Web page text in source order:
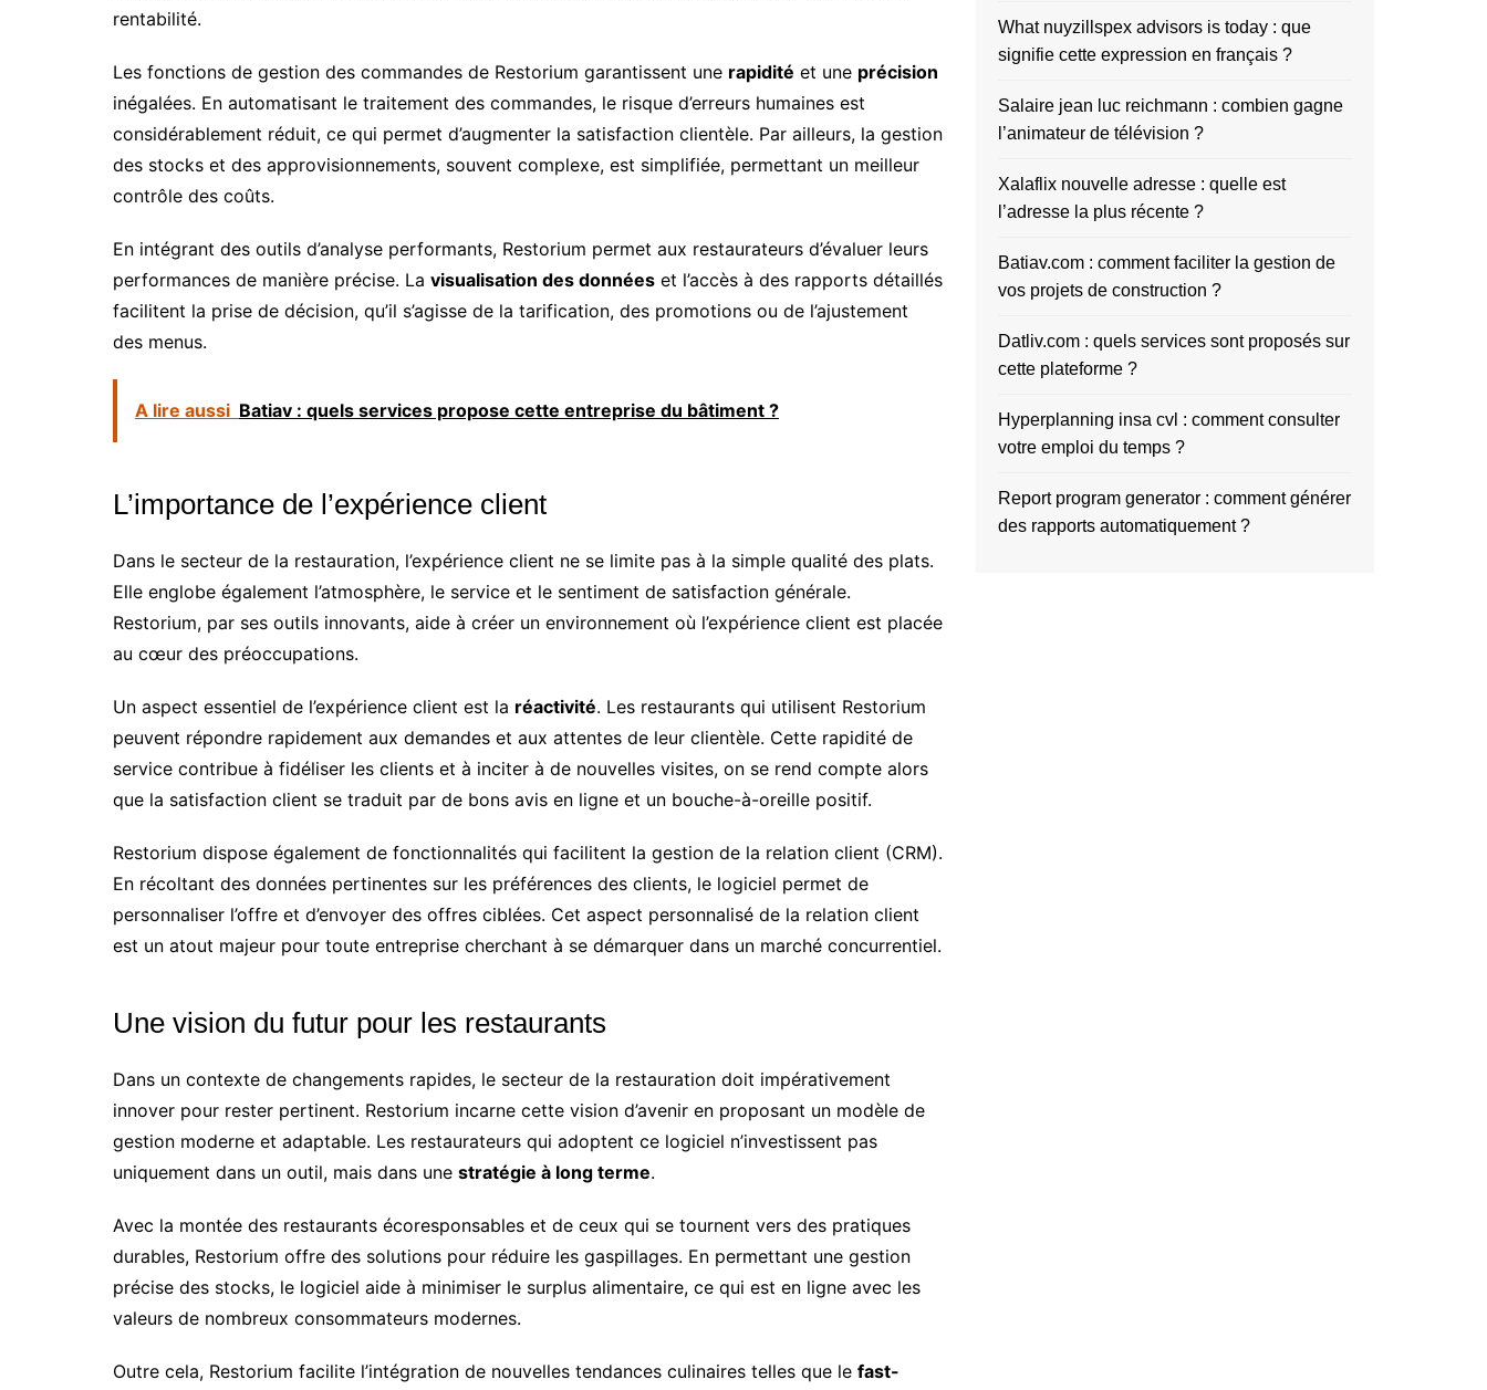
rentabilité.
Les fonctions de gestion des commandes de Restorium garantissent une rapidité et une précision
inégalées. En automatisant le traitement des commandes, le risque d’erreurs humaines est
considérablement réduit, ce qui permet d’augmenter la satisfaction clientèle. Par ailleurs, la gestion
des stocks et des approvisionnements, souvent complexe, est simplifiée, permettant un meilleur
contrôle des coûts.
En intégrant des outils d’analyse performants, Restorium permet aux restaurateurs d’évaluer leurs
performances de manière précise. La visualisation des données et l’accès à des rapports détaillés
facilitent la prise de décision, qu’il s’agisse de la tarification, des promotions ou de l’ajustement
des menus.
A lire aussi Batiav : quels services propose cette entreprise du bâtiment ?
L’importance de l’expérience client
Dans le secteur de la restauration, l’expérience client ne se limite pas à la simple qualité des plats.
Elle englobe également l’atmosphère, le service et le sentiment de satisfaction générale.
Restorium, par ses outils innovants, aide à créer un environnement où l’expérience client est placée
au cœur des préoccupations.
Un aspect essentiel de l’expérience client est la réactivité. Les restaurants qui utilisent Restorium
peuvent répondre rapidement aux demandes et aux attentes de leur clientèle. Cette rapidité de
service contribue à fidéliser les clients et à inciter à de nouvelles visites, on se rend compte alors
que la satisfaction client se traduit par de bons avis en ligne et un bouche-à-oreille positif.
Restorium dispose également de fonctionnalités qui facilitent la gestion de la relation client (CRM).
En récoltant des données pertinentes sur les préférences des clients, le logiciel permet de
personnaliser l’offre et d’envoyer des offres ciblées. Cet aspect personnalisé de la relation client
est un atout majeur pour toute entreprise cherchant à se démarquer dans un marché concurrentiel.
Une vision du futur pour les restaurants
Dans un contexte de changements rapides, le secteur de la restauration doit impérativement
innover pour rester pertinent. Restorium incarne cette vision d’avenir en proposant un modèle de
gestion moderne et adaptable. Les restaurateurs qui adoptent ce logiciel n’investissent pas
uniquement dans un outil, mais dans une stratégie à long terme.
Avec la montée des restaurants écoresponsables et de ceux qui se tournent vers des pratiques
durables, Restorium offre des solutions pour réduire les gaspillages. En permettant une gestion
précise des stocks, le logiciel aide à minimiser le surplus alimentaire, ce qui est en ligne avec les
valeurs de nombreux consommateurs modernes.
Outre cela, Restorium facilite l’intégration de nouvelles tendances culinaires telles que le fast-
What nuyzillspex advisors is today : que
signifie cette expression en français ?
Salaire jean luc reichmann : combien gagne
l’animateur de télévision ?
Xalaflix nouvelle adresse : quelle est
l’adresse la plus récente ?
Batiav.com : comment faciliter la gestion de
vos projets de construction ?
Datliv.com : quels services sont proposés sur
cette plateforme ?
Hyperplanning insa cvl : comment consulter
votre emploi du temps ?
Report program generator : comment générer
des rapports automatiquement ?